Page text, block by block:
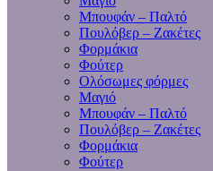
Μπουφάν – Παλτό
Πουλόβερ – Ζακέτες
Φορμάκια
Φούτερ
Ολόσωμες φόρμες
Μαγιό
Μπουφάν – Παλτό
Πουλόβερ – Ζακέτες
Φορμάκια
Φούτερ